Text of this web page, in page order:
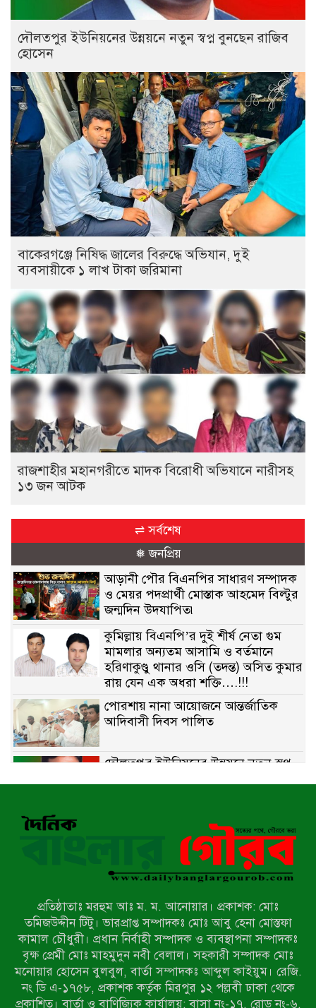
দৌলতপুর ইউনিয়নের উন্নয়নে নতুন স্বপ্ন বুনছেন রাজিব
হোসেন
বাকেরগঞ্জে নিষিদ্ধ জালের বিরুদ্ধে অভিযান, দুই
ব্যবসায়ীকে ১ লাখ টাকা জরিমানা
রাজশাহীর মহানগরীতে মাদক বিরোধী অভিযানে নারীসহ
১৩ জন আটক
⇌ সর্বশেষ
❅ জনপ্রিয়
আড়ানী পৌর বিএনপির সাধারণ সম্পাদক
ও মেয়র পদপ্রার্থী মোস্তাক আহমেদ বিল্টুর
জন্মদিন উদযাপিত৷
কুমিল্লায় বিএনপি’র দুই শীর্ষ নেতা গুম
মামলার অন্যতম আসামি ও বর্তমানে
হরিণাকুণ্ডু থানার ওসি (তদন্ত) অসিত কুমার
রায় যেন এক অধরা শক্তি….!!!
পোরশায় নানা আয়োজনে আন্তর্জাতিক
আদিবাসী দিবস পালিত
দৌলতপুর ইউনিয়নের উন্নয়নে নতুন স্বপ্ন
বাকেরগঞ্জে নিষিদ্ধ জালের বিরুদ্ধে
অভিযান, দুই ব্যবসায়ীকে ১ লাখ টাকা
রাজশাহীর মহানগরীতে মাদক বিরোধী
আদমদীঘিতে শুমারি স্বেচ্ছাসেবী নিয়োগে
যোগ্যতার ভিত্তিতে তালিকা প্রকাশ;
নির্বাচিতদের আ.লীগ ট্যাগে প্রচারণা
সংবাদ প্রকাশের জেরে সাংবাদিককে দেখে
প্রতিষ্ঠাতাঃ মরহুম আঃ ম. ম. আনোয়ার। প্রকাশক: মোঃ
তমিজউদ্দীন টিটু। ভারপ্রাপ্ত সম্পাদকঃ মোঃ আবু হেনা মোস্তফা
কামাল চৌধুরী। প্রধান নির্বাহী সম্পাদক ও ব্যবস্থাপনা সম্পাদকঃ
বৃক্ষ প্রেমী মোঃ মাহমুদুন নবী বেলাল। সহকারী সম্পাদক মোঃ
মনোয়ার হোসেন বুলবুল, বার্তা সম্পাদকঃ আব্দুল কাইয়ুম। রেজি.
নং ডি এ-১৭৫৮, প্রকাশক কর্তৃক মিরপুর ১২ পল্লবী ঢাকা থেকে
প্রকাশিত। বার্তা ও বাণিজ্যিক কার্যালয়: বাসা নং-১৭, রোড নং-৬,